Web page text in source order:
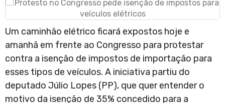
Um caminhão elétrico ficará expostos hoje e
amanhã em frente ao Congresso para protestar
contra a isenção de impostos de importação para
esses tipos de veículos. A iniciativa partiu do
deputado Júlio Lopes (PP), que quer entender o
motivo da isenção de 35% concedido para a